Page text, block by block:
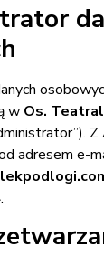
w Os.
adresem e-
.